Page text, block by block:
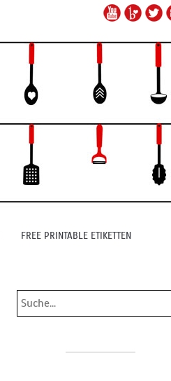
FREE PRINTABLE ETIKETTEN